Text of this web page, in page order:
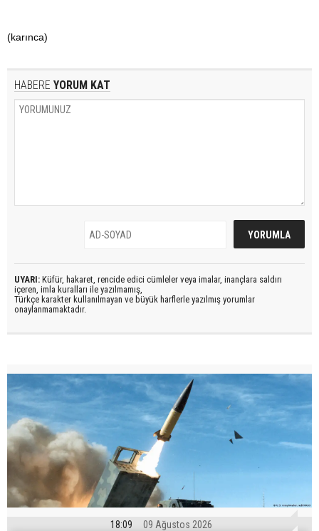
(karınca)
HABERE YORUM KAT
UYARI: Küfür, hakaret, rencide edici cümleler veya imalar, inançlara saldırı
içeren, imla kuralları ile yazılmamış,
Türkçe karakter kullanılmayan ve büyük harflerle yazılmış yorumlar
onaylanmamaktadır.
18:09 09 Ağustos 2026